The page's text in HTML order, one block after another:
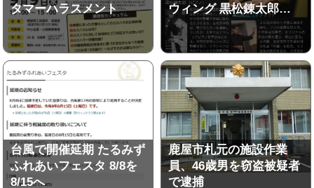
タマーハラスメント
ウィング 黒松錬太郎…
台風で開催延期 たるみず
ふれあいフェスタ 8/8を
8/15へ
鹿屋市札元の施設作業
員、46歳男を窃盗被疑者
で逮捕